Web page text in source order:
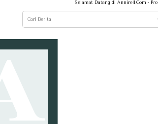
Selamat Datang di Annirell.Com - Profesional, Cepat